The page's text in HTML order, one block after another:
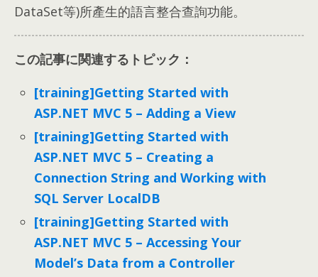
DataSet等)所產生的語言整合查詢功能。
この記事に関連するトピック：
[training]Getting Started with
ASP.NET MVC 5 –Adding a View
[training]Getting Started with
ASP.NET MVC 5 – Creating a
Connection String and Working with
SQL Server LocalDB
[training]Getting Started with
ASP.NET MVC 5 – Accessing Your
Model’s Data from a Controller